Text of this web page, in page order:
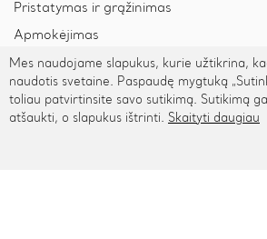
Pristatymas ir grąžinimas
Apmokėjimas
Prenumeruokite Cinamonn naujienlaiškį
Mes naudojame slapukus, kurie užtikrina,
naudotis svetaine. Paspaudę mygtuką
toliau patvirtinsite savo sutikimą. Sutikimą
atšaukti, o slapukus ištrinti. Skaityti daugiau